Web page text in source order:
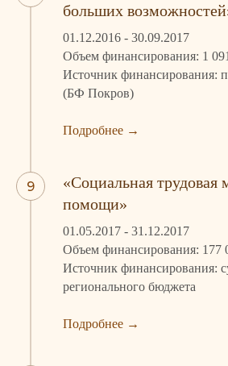
больших
01.12.2016 - 30.09.2017
Объем финансирования: 1
Источник финансирования:
(БФ Покров)
Подробнее →
«Социальная трудовая
помощи»
01.05.2017 - 31.12.2017
Объем финансирования: 177
Источник финансирования:
регионального бюджета
Подробнее →